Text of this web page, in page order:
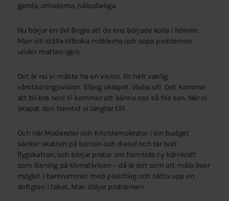
gamla, omoderna, hälsofarliga.
Nu börjar en del ångra att de ens började kolla i hörnen.
Man vill ställa tillbaka möblerna och sopa problemen
under mattan igen.
Det är nu vi måste ha en vision. En helt vanlig
vårstädningsvision. Släng skräpet. Vädra ut! Det kommer
att bli bra sen! Vi kommer att känna oss så fria sen. När vi
skapat den framtid vi längtar till!
Och när Moderater och Kristdemokrater i sin budget
sänker skatten på bensin och diesel och tar bort
flygskatten, och börjar pratar om framtida ny kärnkraft
som lösning på klimatkrisen – då är det som att måla över
möglet i barnrummet med plastfärg och sätta upp en
doftgran i taket. Man döljer problemen.